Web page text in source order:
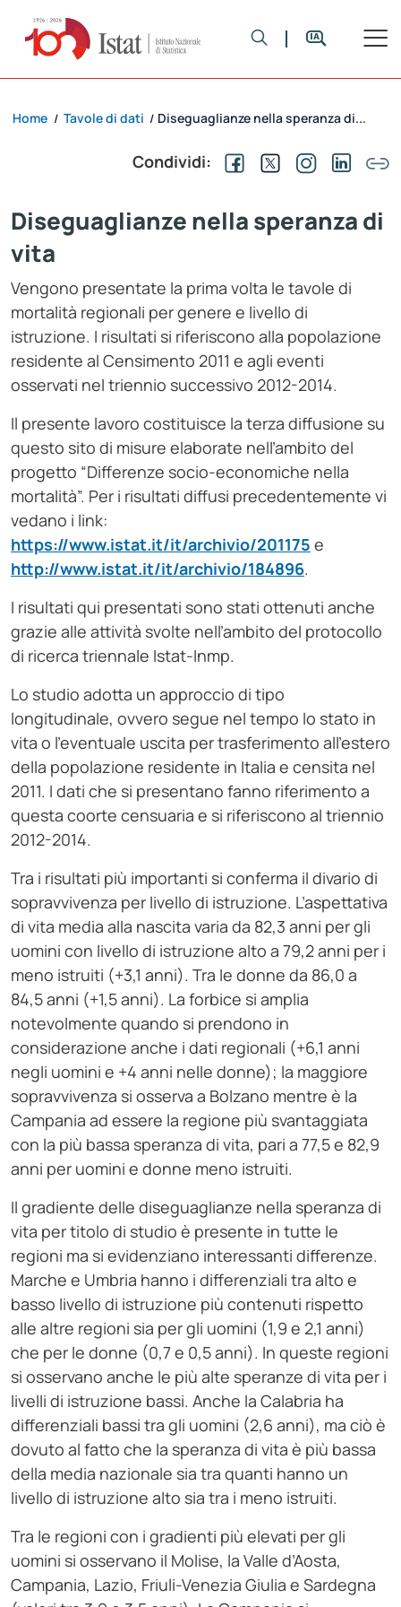
Home / Tavole di dati / Diseguaglianze nella speranza di...
Condividi:
Diseguaglianze nella speranza di
vita
Vengono presentate la prima volta le tavole di
mortalità regionali per genere e livello di
istruzione. I risultati si riferiscono alla popolazione
residente al Censimento 2011 e agli eventi
osservati nel triennio successivo 2012-2014.
Il presente lavoro costituisce la terza diffusione su
questo sito di misure elaborate nell’ambito del
progetto “Differenze socio-economiche nella
mortalità”. Per i risultati diffusi precedentemente vi
vedano i link:
https://www.istat.it/it/archivio/201175 e
http://www.istat.it/it/archivio/184896.
I risultati qui presentati sono stati ottenuti anche
grazie alle attività svolte nell’ambito del protocollo
di ricerca triennale Istat-Inmp.
Lo studio adotta un approccio di tipo
longitudinale, ovvero segue nel tempo lo stato in
vita o l’eventuale uscita per trasferimento all’estero
della popolazione residente in Italia e censita nel
2011. I dati che si presentano fanno riferimento a
questa coorte censuaria e si riferiscono al triennio
2012-2014.
Tra i risultati più importanti si conferma il divario di
sopravvivenza per livello di istruzione. L’aspettativa
di vita media alla nascita varia da 82,3 anni per gli
uomini con livello di istruzione alto a 79,2 anni per i
meno istruiti (+3,1 anni). Tra le donne da 86,0 a
84,5 anni (+1,5 anni). La forbice si amplia
notevolmente quando si prendono in
considerazione anche i dati regionali (+6,1 anni
negli uomini e +4 anni nelle donne); la maggiore
sopravvivenza si osserva a Bolzano mentre è la
Campania ad essere la regione più svantaggiata
con la più bassa speranza di vita, pari a 77,5 e 82,9
anni per uomini e donne meno istruiti.
Il gradiente delle diseguaglianze nella speranza di
vita per titolo di studio è presente in tutte le
regioni ma si evidenziano interessanti differenze.
Marche e Umbria hanno i differenziali tra alto e
basso livello di istruzione più contenuti rispetto
alle altre regioni sia per gli uomini (1,9 e 2,1 anni)
che per le donne (0,7 e 0,5 anni). In queste regioni
si osservano anche le più alte speranze di vita per i
livelli di istruzione bassi. Anche la Calabria ha
differenziali bassi tra gli uomini (2,6 anni), ma ciò è
dovuto al fatto che la speranza di vita è più bassa
della media nazionale sia tra quanti hanno un
livello di istruzione alto sia tra i meno istruiti.
Tra le regioni con i gradienti più elevati per gli
uomini si osservano il Molise, la Valle d’Aosta,
Campania, Lazio, Friuli-Venezia Giulia e Sardegna